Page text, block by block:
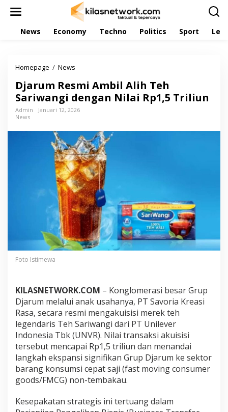
News Economy Techno Politics Sport
Homepage / News
a
r
u
m
e
s
m
i
A
m
b
i
l
A
l
h
T
a
r
i
w
a
n
i
d
e
n
n
Djarum Resmi Ambil Alih Teh
Sariwangi dengan Nilai Rp1,5 Triliun
Admin
Januari 12, 2026
News
Foto Istimewa
KILASNETWORK.COM – Konglomerasi besar Grup
Djarum melalui anak usahanya, PT Savoria Kreasi
Rasa, secara resmi mengakuisisi merek teh
legendaris Teh Sariwangi dari PT Unilever
Indonesia Tbk (UNVR). Nilai transaksi akuisisi
tersebut mencapai Rp1,5 triliun dan menandai
langkah ekspansi signifikan Grup Djarum ke sektor
barang konsumsi cepat saji (fast moving consumer
goods/FMCG) non-tembakau.
Kesepakatan strategis ini tertuang dalam